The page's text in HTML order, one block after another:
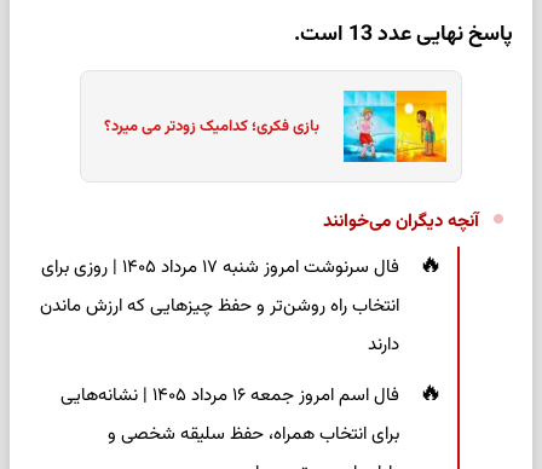
پاسخ نهایی عدد 13 است.
بازی فکری؛ کدامیک زودتر می میرد؟
آنچه دیگران می‌خوانند
فال سرنوشت امروز شنبه ۱۷ مرداد ۱۴۰۵ | روزی برای
انتخاب راه روشن‌تر و حفظ چیزهایی که ارزش ماندن
دارند
فال اسم امروز جمعه ۱۶ مرداد ۱۴۰۵ | نشانه‌هایی
برای انتخاب همراه، حفظ سلیقه شخصی و